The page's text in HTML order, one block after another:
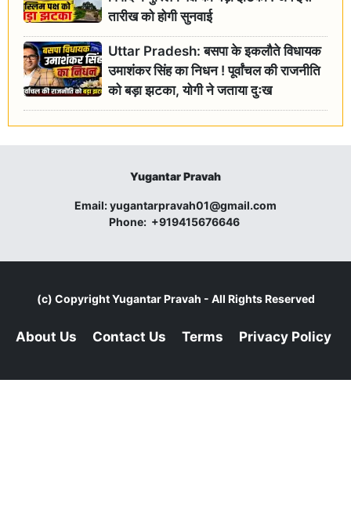
तारीख को होगी सुनवाई
Uttar Pradesh: बसपा के इकलौते विधायक
उमाशंकर सिंह का निधन ! पूर्वांचल की राजनीति
को बड़ा झटका, योगी ने जताया दुःख
Yugantar Pravah
Email:yugantarpravah01@gmail.com
Phone: +919415676646
(c) CopyrightYugantar Pravah - All Rights Reserved
About Us Contact Us Terms Privacy Policy